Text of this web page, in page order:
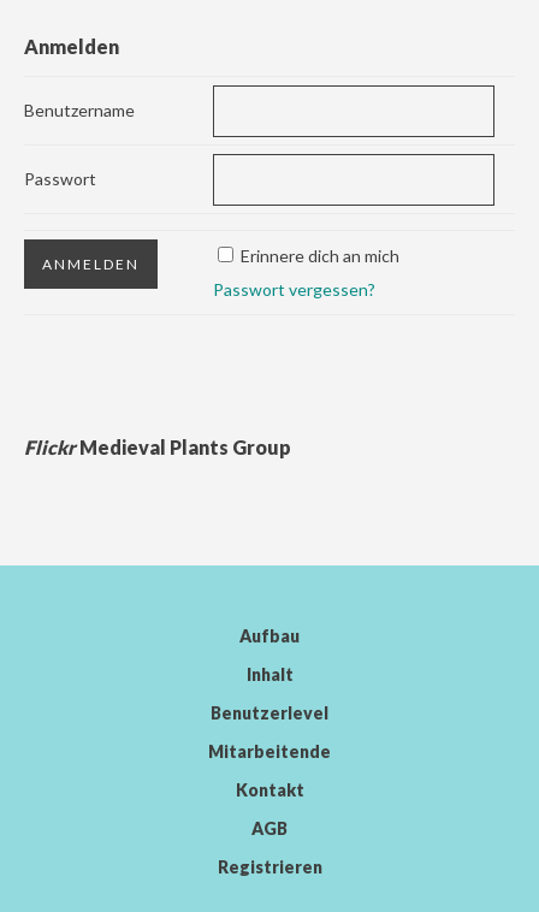
Anmelden
Benutzername
Passwort
Erinnere dich an mich
Passwort vergessen?
FlickrMedieval Plants Group
Aufbau
Inhalt
Benutzerlevel
Mitarbeitende
Kontakt
AGB
Registrieren